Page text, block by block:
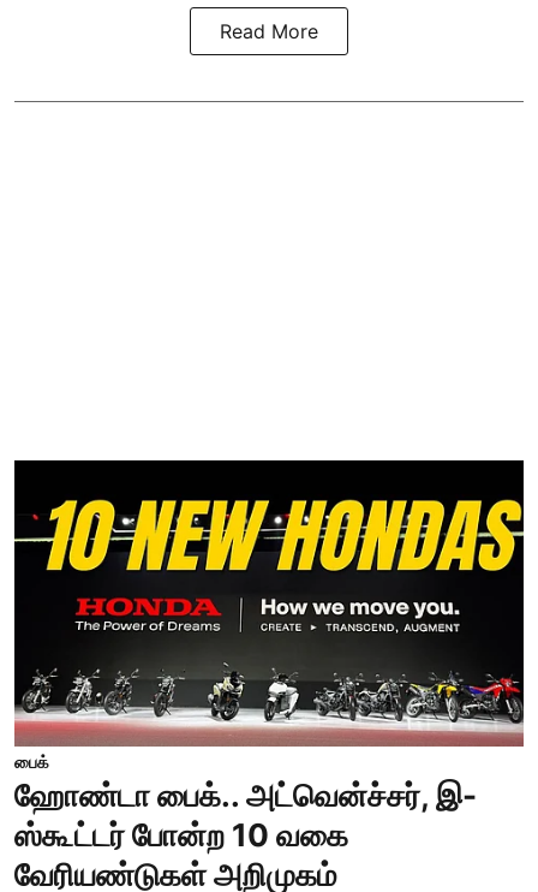
Read More
பைக்
ஹோண்டா பைக்.. அட்வென்ச்சர், இ-
ஸ்கூட்டர் போன்ற 10 வகை
வேரியண்டுகள் அறிமுகம்